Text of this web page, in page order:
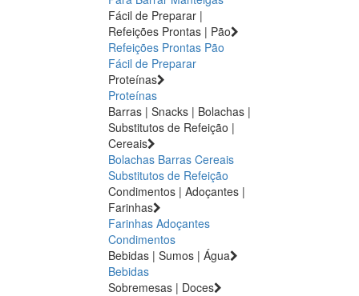
Fácil de Preparar |
Refeições Prontas | Pão
Refeições Prontas Pão
Fácil de Preparar
Proteínas
Proteínas
Barras | Snacks | Bolachas |
Substitutos de Refeição |
Cereais
Bolachas Barras Cereais
Substitutos de Refeição
Condimentos | Adoçantes |
Farinhas
Farinhas Adoçantes
Condimentos
Bebidas | Sumos | Água
Bebidas
Sobremesas | Doces